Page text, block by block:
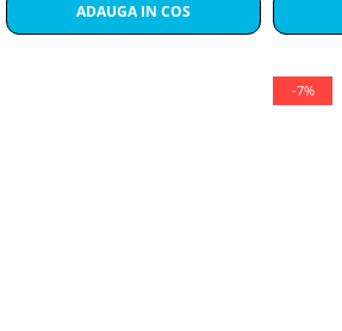
ADAUGA IN COS
-7%